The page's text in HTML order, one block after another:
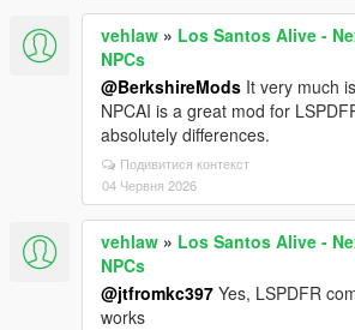
vehlaw » Los Santos Alive -
NPCs
@BerkshireMods It very much
NPCAI is a great mod for
absolutely differences.
Подивитися контекст
04 Червня 2026
vehlaw » Los Santos Alive -
NPCs
@jtfromkc397 Yes, LSPDFR
works